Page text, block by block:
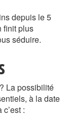
depuis le 5
finit plus
séduire.
La possibilité
à la date
: